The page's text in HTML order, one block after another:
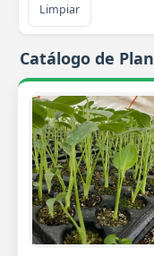
Limpiar
Catálogo de